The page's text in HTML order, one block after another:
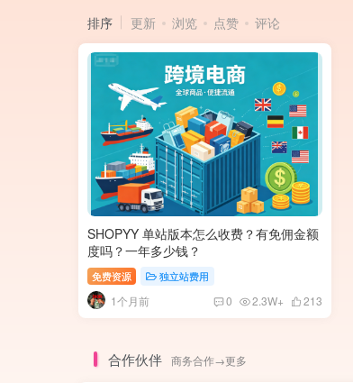
排序 更新 浏览 点赞 评论
SHOPYY 单站版本怎么收费？有免佣金额
度吗？一年多少钱？
免费资源 独立站费用
1个月前 0 2.3W+ 213
合作伙伴 商务合作→更多